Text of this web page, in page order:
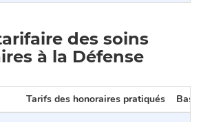
des soins
à la Défense
Tarifs des honoraires pratiqués